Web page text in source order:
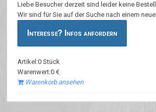
Liebe Besucher derzeit sind leider keine
Wir sind für Sie auf der Suche nach einem
Interesse? Infos anfordern
Artikel:0 Stück
Warenwert:0 €
Warenkorb ansehen